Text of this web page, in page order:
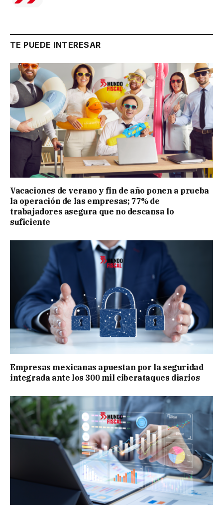
TE PUEDE INTERESAR
Vacaciones de verano y fin de año ponen a prueba
la operación de las empresas; 77% de
trabajadores asegura que no descansa lo
suficiente
Empresas mexicanas apuestan por la seguridad
integrada ante los 300 mil ciberataques diarios